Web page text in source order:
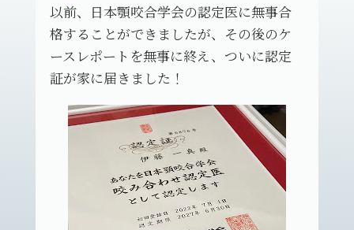
以前、日本顎咬合学会の認定医に無事合
格することができましたが、その後のケ
ースレポートを無事に終え、ついに認定
証が家に届きました！